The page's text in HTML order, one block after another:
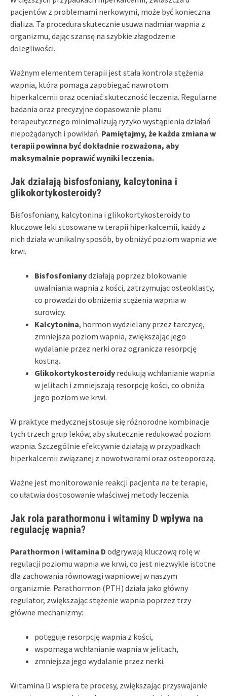
pacjentów z problemami nerkowymi, może być konieczna
dializa. Ta procedura skutecznie usuwa nadmiar wapnia z
organizmu, dając szansę na szybkie złagodzenie
dolegliwości.
Ważnym elementem terapii jest stała kontrola stężenia
wapnia, która pomaga zapobiegać nawrotom
hiperkalcemii oraz oceniać skuteczność leczenia. Regularne
badania oraz precyzyjne dopasowanie planu
terapeutycznego minimalizują ryzyko wystąpienia działań
niepożądanych i powikłań. Pamiętajmy, że każda zmiana w
terapii powinna być dokładnie rozważona, aby
maksymalnie poprawić wyniki leczenia.
Jak działają bisfosfoniany, kalcytonina i
glikokortykosteroidy?
Bisfosfoniany, kalcytonina i glikokortykosteroidy to
kluczowe leki stosowane w terapii hiperkalcemii, każdy z
nich działa w unikalny sposób, by obniżyć poziom wapnia we
krwi.
Bisfosfonianydziałają poprzez blokowanie
uwalniania wapnia z kości, zatrzymując osteoklasty,
co prowadzi do obniżenia stężenia wapnia w
surowicy.
Kalcytonina, hormon wydzielany przez tarczycę,
zmniejsza poziom wapnia, zwiększając jego
wydalanie przez nerki oraz ogranicza resorpcję
kostną.
Glikokortykosteroidy redukują wchłanianie wapnia
w jelitach i zmniejszają resorpcję kości, co obniża
jego poziom we krwi.
W praktyce medycznej stosuje się różnorodne kombinacje
tych trzech grup leków, aby skutecznie redukować poziom
wapnia. Szczególnie efektywnie działają w przypadkach
hiperkalcemii związanej z nowotworami oraz osteoporozą.
Ważne jest monitorowanie reakcji pacjenta na te terapie,
co ułatwia dostosowanie właściwej metody leczenia.
Jak rola parathormonu i witaminy D wpływa na
regulację wapnia?
Parathormon i witamina D odgrywają kluczową rolę w
regulacji poziomu wapnia we krwi, co jest niezwykle istotne
dla zachowania równowagi wapniowej w naszym
organizmie. Parathormon (PTH) działa jako główny
regulator, zwiększając stężenie wapnia poprzez trzy
główne mechanizmy:
potęguje resorpcję wapnia z kości,
wspomaga wchłanianie wapnia w jelitach,
zmniejsza jego wydalanie przez nerki.
Witamina D wspiera te procesy, zwiększając przyswajanie